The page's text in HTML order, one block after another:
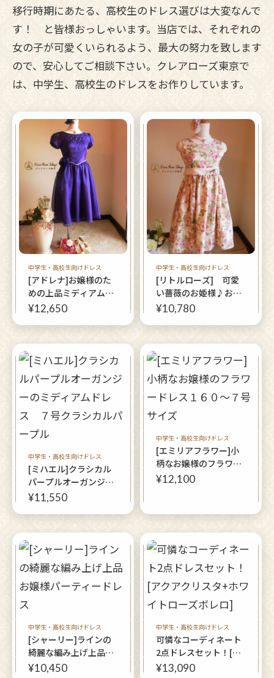
移行時期にあたる、高校生のドレス選びは大変なんで
す！ と皆様おっしゃいます。当店では、それぞれの
女の子が可愛くいられるよう、最大の努力を致します
ので、安心してご相談下さい。クレアローズ東京で
は、中学生、高校生のドレスをお作りしています。
中学生・高校生向けドレス
[アドレナ]お嬢様のた
めの上品ミディアムド
レス １６０～Mサイ
¥12,650
中学生・高校生向けドレス
[リトルローズ] 可愛
い薔薇のお姫様♪お嬢
様用ジュニアサイズ
¥10,780
中学生・高校生向けドレス
[ミハエル]クラシカル
パープルオーガンジー
のミディアムドレス
¥11,550
中学生・高校生向けドレス
[エミリアフラワー]小
柄なお嬢様のフラワー
ドレス１６０～７号サ
¥12,100
中学生・高校生向けドレス
[シャーリー]ラインの
綺麗な編み上げ上品お
嬢様パーティードレス
¥10,450
中学生・高校生向けドレス
可憐なコーディネート
2点ドレスセット！[ア
クアクリスタ+ホワイ
¥13,090